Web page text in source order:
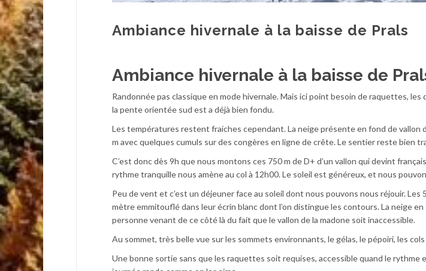
Ambiance hivernale à la baisse de Prals
Ambiance hivernale à la baisse de
Randonnée pas classique en mode hivernale. Mais ici point besoin de raquettes,
la pente orientée sud est a déjà bien fondu.
Les températures restent fraiches cependant. La neige présente en fond de vallon
m avec quelques cumuls sur des congères en ligne de crête. Le sentier reste bien
C’est donc dès 9h que nous montons ces 750 m de D+ d’un vallon qui devint
rythme tranquille nous amène au col à 12h00. Le soleil est généreux, et nous
Peu de vent et c’est un déjeuner face au soleil dont nous pouvons nous réjouir. Les
mètre emmitouflé dans leur écrin blanc dont l’on distingue les contours. La neige
personne venant de ce côté là du fait que le vallon de la madone soit inaccessible.
Au sommet, très belle vue sur les sommets environnants, le gélas, le pépoiri, les
Une bonne sortie sans que les raquettes soit requises, accessible quand le rythme